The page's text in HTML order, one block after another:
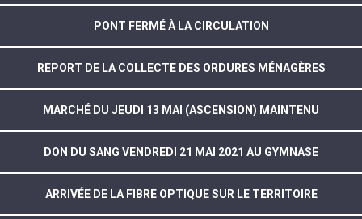
PONT FERMÉ À LA CIRCULATION
REPORT DE LA COLLECTE DES ORDURES MÉNAGÈRES
MARCHÉ DU JEUDI 13 MAI (ASCENSION) MAINTENU
DON DU SANG VENDREDI 21 MAI 2021 AU GYMNASE
ARRIVÉE DE LA FIBRE OPTIQUE SUR LE TERRITOIRE